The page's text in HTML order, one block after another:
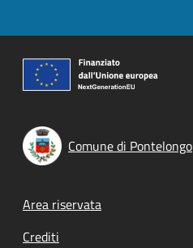
Comune di Pontelongo
Footer menu
Area riservata
Crediti